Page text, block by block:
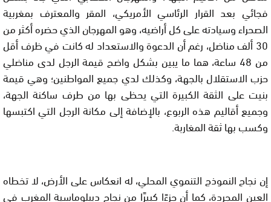
فجائي بعد القرار الرئاسي الأمريكي، المقر والمعترف بمغربية
الصحراء وسيادته على كل أراضيه، وهو المهرجان الذي حضره أكثر من
30 ألف مناضل، رغم أن الدعوة والاستعداد له كانت في ظرف أقل
من 48 ساعة، هما ما يبين بشكل واضح قيمة الرجل لدى مناضلي
حزب الاستقلال بالجهة، وكذلك لدي جميع المواطنين؛ وهي قيمة
بنيت على الثقة الكبيرة التي يحظى بها من طرف ساكنة الجهة،
وجميع أقاليم هذه الربوع، بالإضافة إلى مكانة الرجل التي اكتبسها
وكسب بها ثقة المغاربة.
إن نجاح النموذج التنموي المحلي، له انعكاس على الأرض، لا تخطاه
العين المجردة، كما أن جزءًا كبيرًا من نجاح ديبلوماسية المغرب في